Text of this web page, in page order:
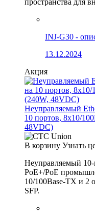
пространства для
INJ-G30 -
13.12.2024
Акция
Неуправляемый
10 портов, 8x10/
48VDC)
В корзину Узнать
Неуправляемый 10-
PoE+/PoE
10/100Base-TX и 2
SFP.